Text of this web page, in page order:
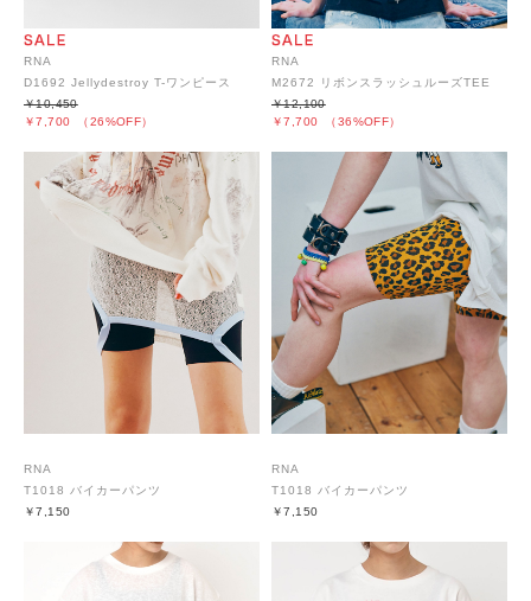
RNA
D1692 Jellydestroy T-ワンピース
￥7,700 （26%OFF）
￥10,450
RNA
M2672 リボンスラッシュルーズTEE
￥7,700 （36%OFF）
￥12,100
RNA
T1018 バイカーパンツ
￥7,150
RNA
T1018 バイカーパンツ
￥7,150